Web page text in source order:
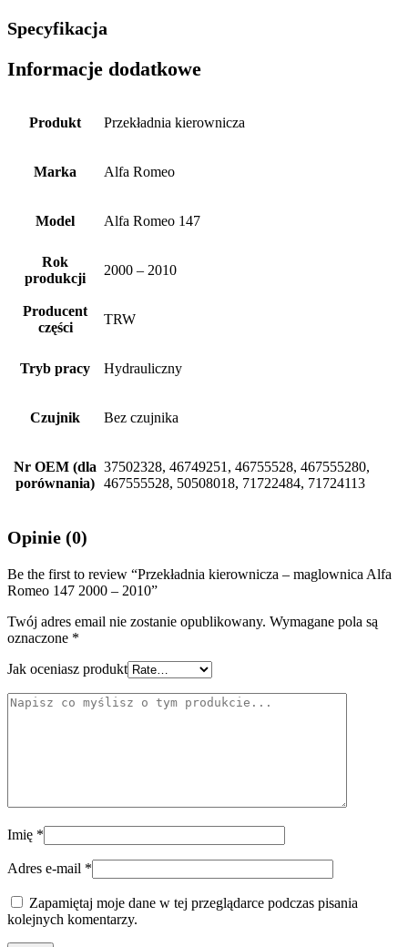
Specyfikacja
Informacje dodatkowe
Produkt Przekładnia kierownicza
Marka Alfa Romeo
Model Alfa Romeo 147
Rok
produkcji
2000 – 2010
Producent
części
TRW
Tryb pracy Hydrauliczny
Czujnik Bez czujnika
Nr OEM (dla
porównania)
37502328, 46749251, 46755528, 467555280,
467555528, 50508018, 71722484, 71724113
Opinie (0)
Be the first to review “Przekładnia kierownicza – maglownica Alfa
Romeo 147 2000 – 2010”
Twój adres email nie zostanie opublikowany. Wymagane pola są
oznaczone *
Jak oceniasz produkt
Imię *
Adres e-mail *
Zapamiętaj moje dane w tej przeglądarce podczas pisania
kolejnych komentarzy.